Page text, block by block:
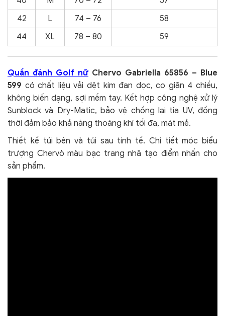
42
L 74 – 76
58
44
XL 78 – 80 59
Quần đánh Golf nữ Chervo Gabriella 65856 – Blue
599 có chất liệu vải dệt kim đan dọc, co giãn 4 chiều,
không biến dạng, sợi mềm tay. Kết hợp công nghệ xử lý
Sunblock và Dry-Matic, bảo vệ chống lại tia UV, đồng
thời đảm bảo khả năng thoáng khí tối đa, mát mẻ.
Thiết kế túi bên và túi sau tinh tế. Chi tiết móc biểu
trượng Chervò màu bạc trang nhã tạo điểm nhấn cho
sản phẩm.